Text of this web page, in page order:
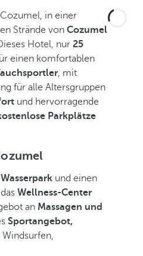
in einer
Strände von Cozumel
Hotel, nur 25
einen komfortablen
, mit
für alle Altersgruppen
und hervorragende
Parkplätze
und einen
Wellness-Center
an Massagen und
Sportangebot,